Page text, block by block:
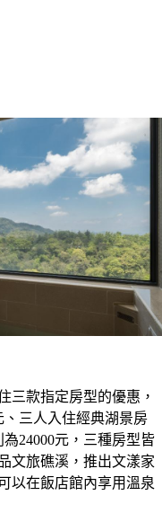
三款指定房型的優惠，
、三人入住經典湖景房
24000元，三種房型皆
文旅礁溪，推出文漾家
以在飯店館內享用溫泉